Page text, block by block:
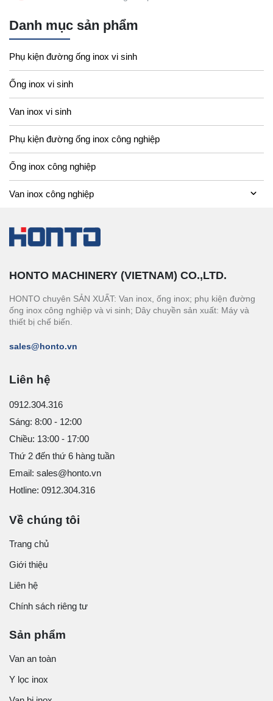
Danh mục sản phẩm
Phụ kiện đường ống inox vi sinh
Ống inox vi sinh
Van inox vi sinh
Phụ kiện đường ống inox công nghiệp
Ống inox công nghiệp
Van inox công nghiệp
HONTO MACHINERY (VIETNAM) CO.,LTD.
HONTO chuyên SẢN XUẤT: Van inox, ống inox; phụ kiện đường
ống inox công nghiệp và vi sinh; Dây chuyền sản xuất: Máy và
thiết bị chế biến.
sales@honto.vn
Liên hệ
0912.304.316
Sáng: 8:00 - 12:00
Chiều: 13:00 - 17:00
Thứ 2 đến thứ 6 hàng tuần
Email: sales@honto.vn
Hotline: 0912.304.316
Về chúng tôi
Trang chủ
Giới thiệu
Liên hệ
Chính sách riêng tư
Sản phẩm
Van an toàn
Y lọc inox